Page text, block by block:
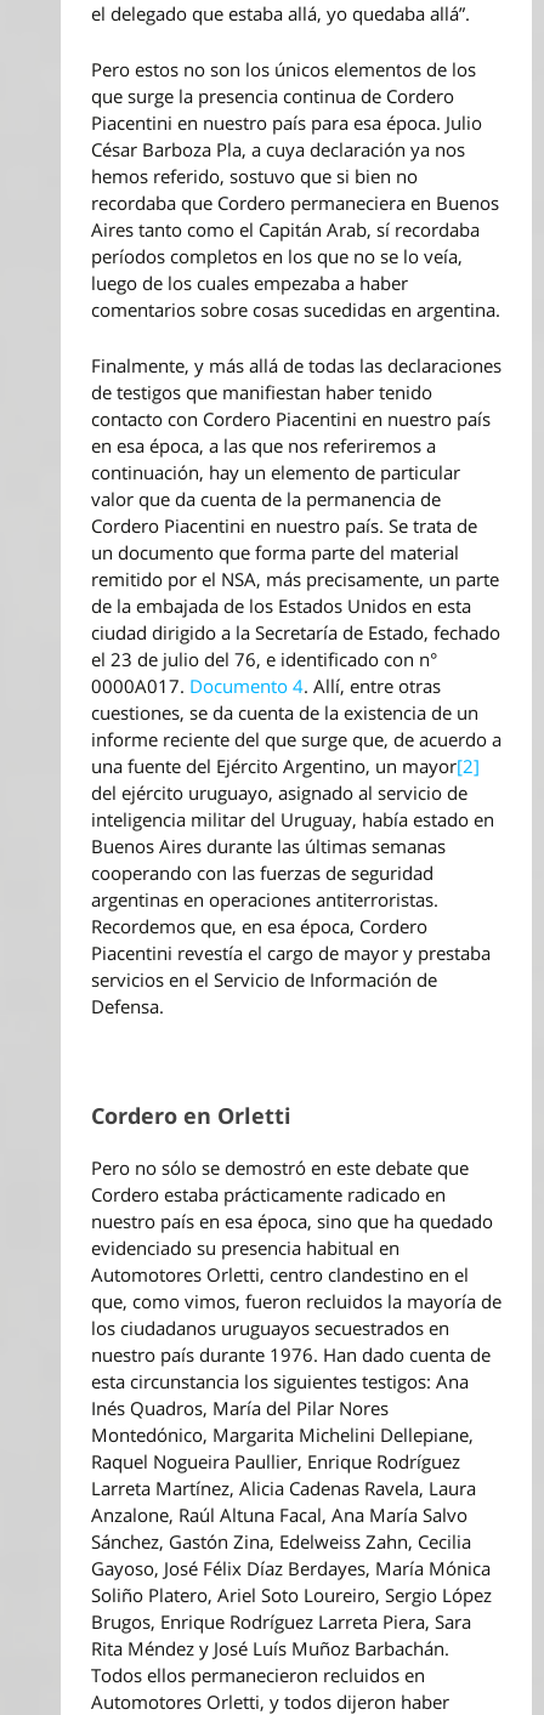
el delegado que estaba allá, yo quedaba allá”.
Pero estos no son los únicos elementos de los
que surge la presencia continua de Cordero
Piacentini en nuestro país para esa época. Julio
César Barboza Pla, a cuya declaración ya nos
hemos referido, sostuvo que si bien no
recordaba que Cordero permaneciera en Buenos
Aires tanto como el Capitán Arab, sí recordaba
períodos completos en los que no se lo veía,
luego de los cuales empezaba a haber
comentarios sobre cosas sucedidas en argentina.
Finalmente, y más allá de todas las declaraciones
de testigos que manifiestan haber tenido
contacto con Cordero Piacentini en nuestro país
en esa época, a las que nos referiremos a
continuación, hay un elemento de particular
valor que da cuenta de la permanencia de
Cordero Piacentini en nuestro país. Se trata de
un documento que forma parte del material
remitido por el NSA, más precisamente, un parte
de la embajada de los Estados Unidos en esta
ciudad dirigido a la Secretaría de Estado, fechado
el 23 de julio del 76, e identificado con n°
0000A017. Documento 4. Allí, entre otras
cuestiones, se da cuenta de la existencia de un
informe reciente del que surge que, de acuerdo a
una fuente del Ejército Argentino, un mayor[2]
del ejército uruguayo, asignado al servicio de
inteligencia militar del Uruguay, había estado en
Buenos Aires durante las últimas semanas
cooperando con las fuerzas de seguridad
argentinas en operaciones antiterroristas.
Recordemos que, en esa época, Cordero
Piacentini revestía el cargo de mayor y prestaba
servicios en el Servicio de Información de
Defensa.
Cordero en Orletti
Pero no sólo se demostró en este debate que
Cordero estaba prácticamente radicado en
nuestro país en esa época, sino que ha quedado
evidenciado su presencia habitual en
Automotores Orletti, centro clandestino en el
que, como vimos, fueron recluidos la mayoría de
los ciudadanos uruguayos secuestrados en
nuestro país durante 1976. Han dado cuenta de
esta circunstancia los siguientes testigos: Ana
Inés Quadros, María del Pilar Nores
Montedónico, Margarita Michelini Dellepiane,
Raquel Nogueira Paullier, Enrique Rodríguez
Larreta Martínez, Alicia Cadenas Ravela, Laura
Anzalone, Raúl Altuna Facal, Ana María Salvo
Sánchez, Gastón Zina, Edelweiss Zahn, Cecilia
Gayoso, José Félix Díaz Berdayes, María Mónica
Soliño Platero, Ariel Soto Loureiro, Sergio López
Brugos, Enrique Rodríguez Larreta Piera, Sara
Rita Méndez y José Luís Muñoz Barbachán.
Todos ellos permanecieron recluidos en
Automotores Orletti, y todos dijeron haber